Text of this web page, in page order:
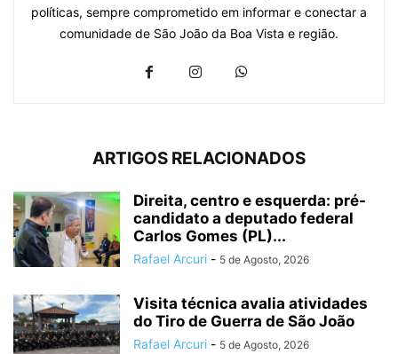
políticas, sempre comprometido em informar e conectar a
comunidade de São João da Boa Vista e região.
ARTIGOS RELACIONADOS
Direita, centro e esquerda: pré-
candidato a deputado federal
Carlos Gomes (PL)...
Rafael Arcuri - 5 de Agosto, 2026
Visita técnica avalia atividades
do Tiro de Guerra de São João
Rafael Arcuri - 5 de Agosto, 2026